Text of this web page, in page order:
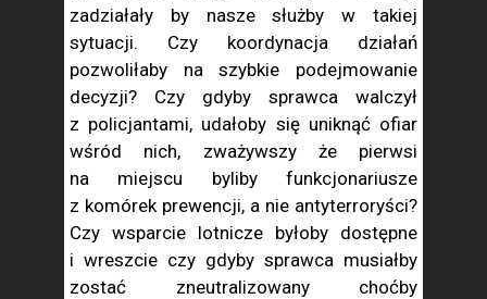
zadziałały by nasze służby w takiej
sytuacji. Czy koordynacja działań
pozwoliłaby na szybkie podejmowanie
decyzji? Czy gdyby sprawca walczył
z policjantami, udałoby się uniknąć ofiar
wśród nich, zważywszy że pierwsi
na miejscu byliby funkcjonariusze
z komórek prewencji, a nie antyterroryści?
Czy wsparcie lotnicze byłoby dostępne
i wreszcie czy gdyby sprawca musiałby
zostać zneutralizowany choćby